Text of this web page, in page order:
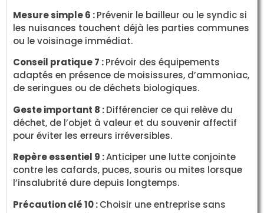
Mesure simple 6 :Prévenir le bailleur ou le syndic si
les nuisances touchent déjà les parties communes
ou le voisinage immédiat.
Conseil pratique 7 :Prévoir des équipements
adaptés en présence de moisissures, d’ammoniac,
de seringues ou de déchets biologiques.
Geste important 8 :Différencier ce qui relève du
déchet, de l’objet à valeur et du souvenir affectif
pour éviter les erreurs irréversibles.
Repère essentiel 9 :Anticiper une lutte conjointe
contre les cafards, puces, souris ou mites lorsque
l’insalubrité dure depuis longtemps.
Précaution clé 10 :Choisir une entreprise sans